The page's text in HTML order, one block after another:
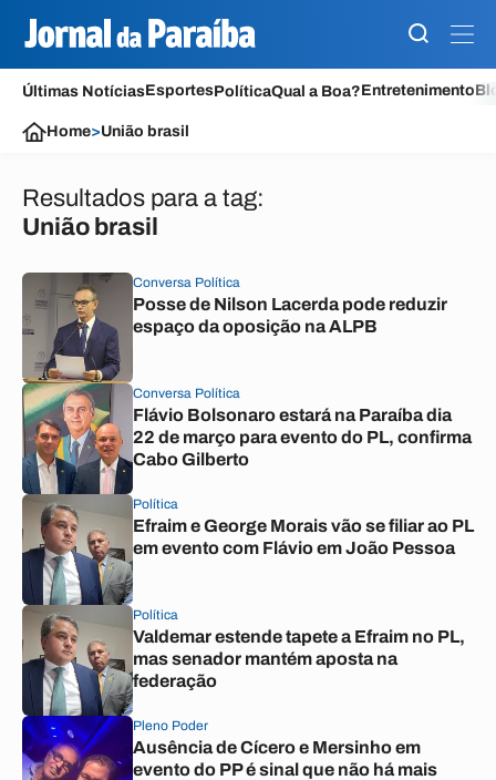
Últimas NotíciasEsportesPolíticaQual a Boa?Entretenimento
Home>União brasil
Resultados para a tag:
União brasil
Conversa Política
Posse de Nilson Lacerda pode reduzir
espaço da oposição na ALPB
Conversa Política
Flávio Bolsonaro estará na Paraíba dia
22 de março para evento do PL, confirma
Cabo Gilberto
Política
Efraim e George Morais vão se filiar ao PL
em evento com Flávio em João Pessoa
Política
Valdemar estende tapete a Efraim no PL,
mas senador mantém aposta na
federação
Pleno Poder
Ausência de Cícero e Mersinho em
evento do PP é sinal que não há mais